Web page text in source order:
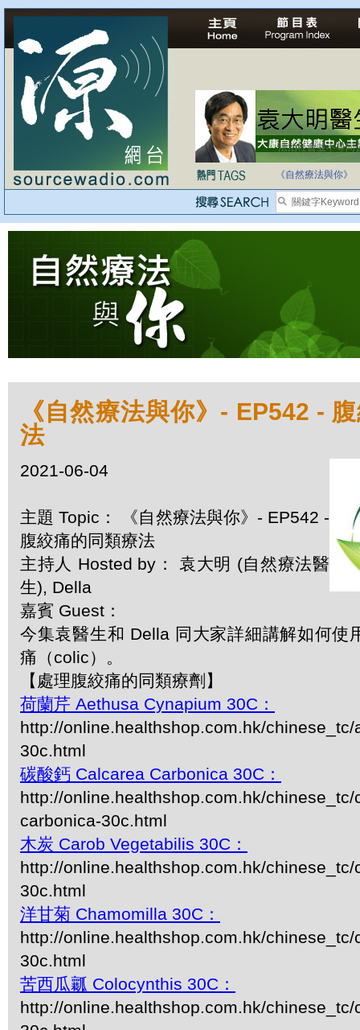
法治社會並不等同
自家教育合法化-
《自然療法與你》
《自然療法與你》- EP542 -
法
2021-06-04
主題 Topic： 《自然療法與你》- EP542 -
腹絞痛的同類療法
主持人 Hosted by： 袁大明 (自然療法醫
生), Della
嘉賓 Guest：
今集袁醫生和 Della 同大家詳細講解如何使
痛（colic）。
【處理腹絞痛的同類療劑】
荷蘭芹 Aethusa Cynapium 30C：
http://online.healthshop.com.hk/
30c.html
碳酸鈣 Calcarea Carbonica 30C：
http://online.healthshop.com.hk/chinese_tc/
carbonica-30c.html
木炭 Carob Vegetabilis 30C：
http://online.healthshop.com.hk/
30c.html
洋甘菊 Chamomilla 30C：
http://online.healthshop.com.hk/chinese_tc/
30c.html
苦西瓜瓤 Colocynthis 30C：
http://online.healthshop.com.hk/